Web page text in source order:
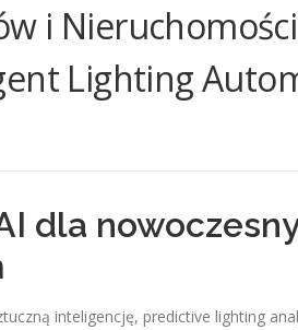
i Nieruchomości
Lighting
dla
inteligencję, predictive lighting